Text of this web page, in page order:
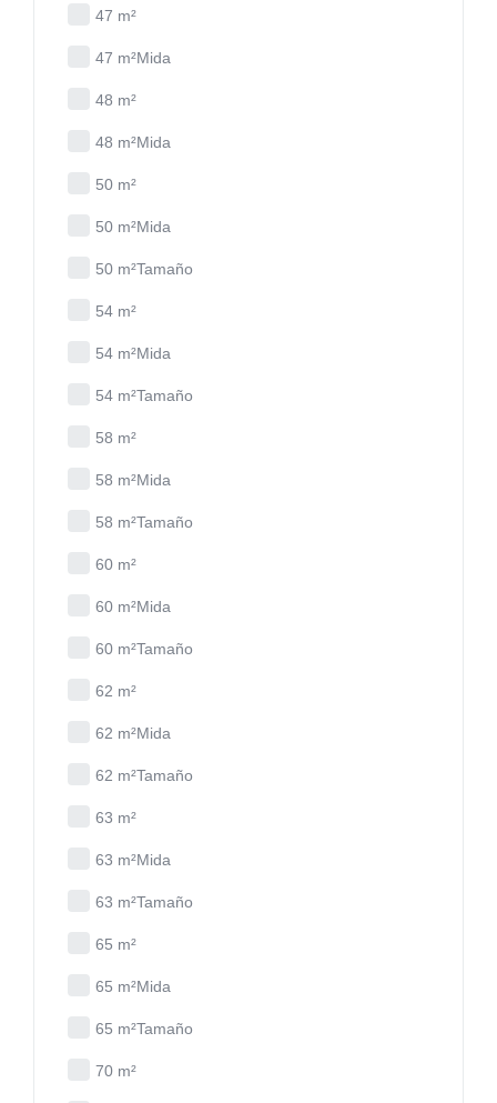
47 m²
47 m²Mida
48 m²
48 m²Mida
50 m²
50 m²Mida
50 m²Tamaño
54 m²
54 m²Mida
54 m²Tamaño
58 m²
58 m²Mida
58 m²Tamaño
60 m²
60 m²Mida
60 m²Tamaño
62 m²
62 m²Mida
62 m²Tamaño
63 m²
63 m²Mida
63 m²Tamaño
65 m²
65 m²Mida
65 m²Tamaño
70 m²